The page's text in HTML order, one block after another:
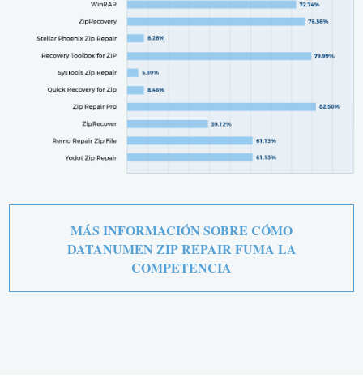
MÁS INFORMACIÓN SOBRE CÓMO
DATANUMEN ZIP REPAIR FUMA LA
COMPETENCIA